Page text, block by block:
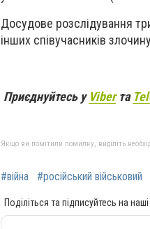
Досудове розслідування
інших співучасників
Приєднуйтесь у Viberта
Якщо ви помітили помилку, виділіть
#війна #російський військовий
Поділіться та підписуйтесь на